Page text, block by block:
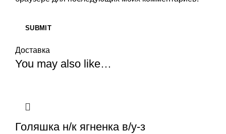
Доставка
You may also like…
Голяшка н/к ягненка в/у-з